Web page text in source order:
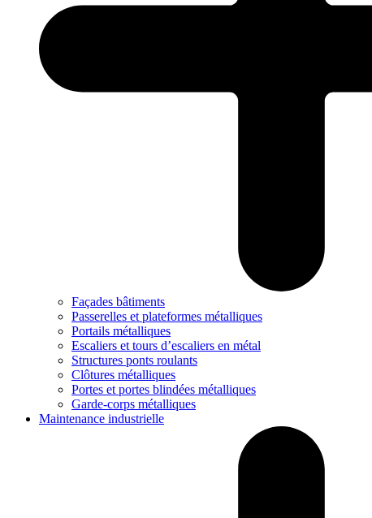
Façades bâtiments
Passerelles et plateformes métalliques
Portails métalliques
Escaliers et tours d’escaliers en métal
Structures ponts roulants
Clôtures métalliques
Portes et portes blindées métalliques
Garde-corps métalliques
Maintenance industrielle